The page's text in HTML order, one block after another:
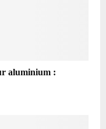
aluminium :